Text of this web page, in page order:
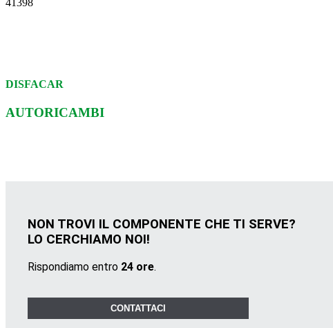
41398
DISFACAR
AUTORICAMBI
NON TROVI IL COMPONENTE CHE TI SERVE?
LO CERCHIAMO NOI!
Rispondiamo entro 24 ore.
CONTATTACI